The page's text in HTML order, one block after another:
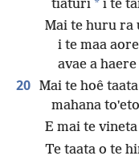
tiaturi * i te
Mai te huru ra
i te maa
avae a
20 Mai te hoê
mahana
E mai te
Te taata o te